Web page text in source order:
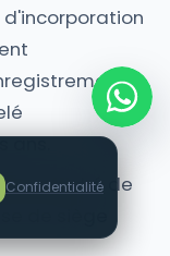
ans.
affiché de
de siège
Confidentialité